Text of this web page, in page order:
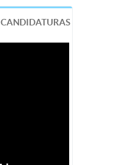
CANDIDATURAS